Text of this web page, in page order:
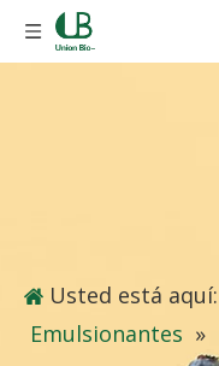
Usted está aquí:
Emulsionantes »